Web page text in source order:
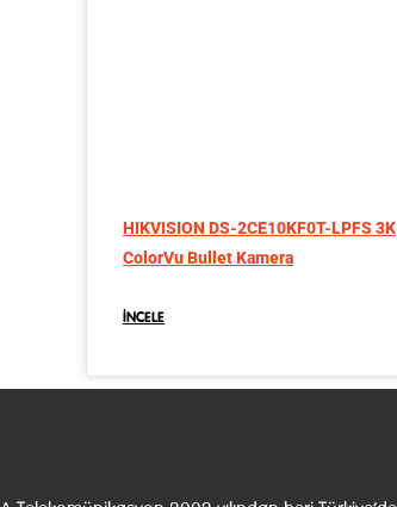
HIKVISION DS-2CE10KF0T-LPFS 3K
ColorVu Bullet Kamera
İNCELE